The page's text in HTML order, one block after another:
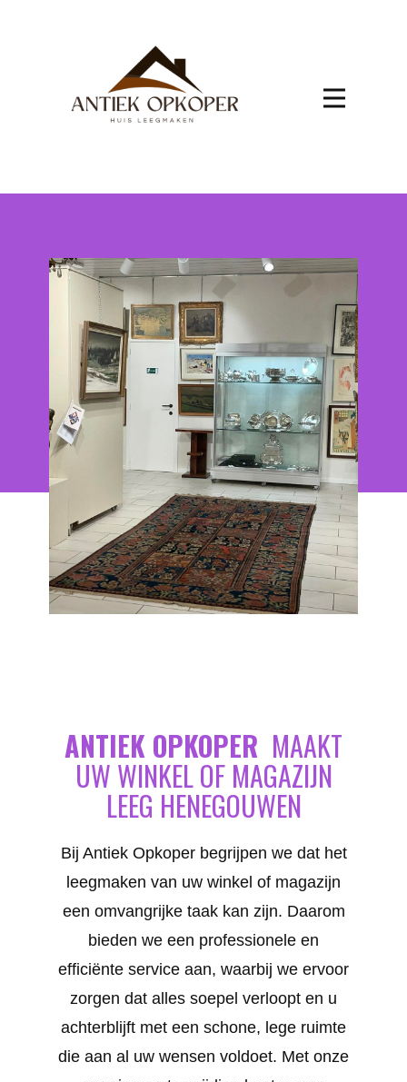
ANTIEK OPKOPER MAAKT
UW WINKEL OF MAGAZIJN
LEEG HENEGOUWEN
Bij Antiek Opkoper begrijpen we dat het
leegmaken van uw winkel of magazijn
een omvangrijke taak kan zijn. Daarom
bieden we een professionele en
efficiënte service aan, waarbij we ervoor
zorgen dat alles soepel verloopt en u
achterblijft met een schone, lege ruimte
die aan al uw wensen voldoet. Met onze